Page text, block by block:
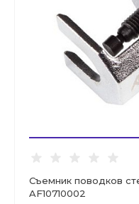
Съемник поводков
AF10710002